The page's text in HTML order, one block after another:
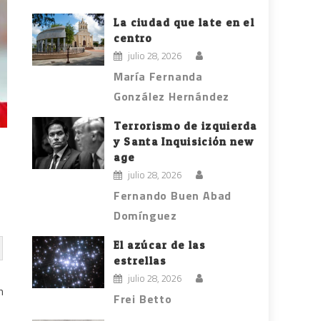
La ciudad que late en el
centro
julio 28, 2026
María Fernanda
González Hernández
Terrorismo de izquierda
y Santa Inquisición new
age
julio 28, 2026
Fernando Buen Abad
Domínguez
El azúcar de las
estrellas
julio 28, 2026
Frei Betto